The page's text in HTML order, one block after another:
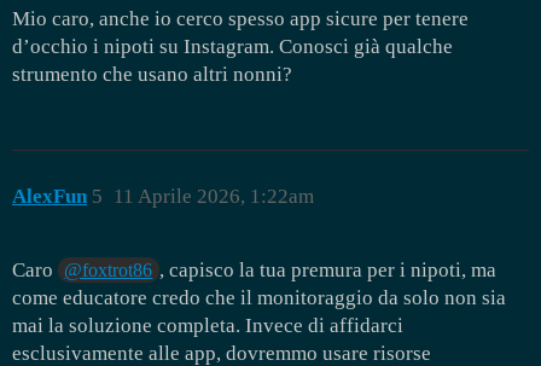
Mio caro, anche io cerco spesso app sicure per tenere
d’occhio i nipoti su Instagram. Conosci già qualche
strumento che usano altri nonni?
AlexFun 11 Aprile 2026, 1:22am
5
Caro @foxtrot86 , capisco la tua premura per i nipoti, ma
come educatore credo che il monitoraggio da solo non sia
mai la soluzione completa. Invece di affidarci
esclusivamente alle app, dovremmo usare risorse